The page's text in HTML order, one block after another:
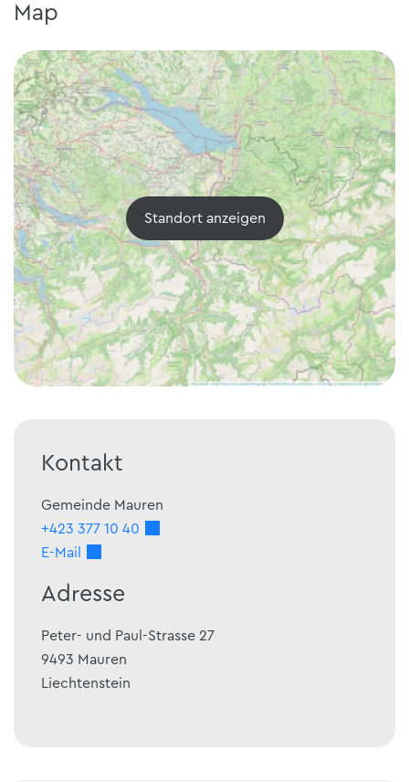
Map
Standort anzeigen
Kontakt
Gemeinde Mauren
+423 377 10 40
E-Mail
Adresse
Peter- und Paul-Strasse 27
9493 Mauren
Liechtenstein